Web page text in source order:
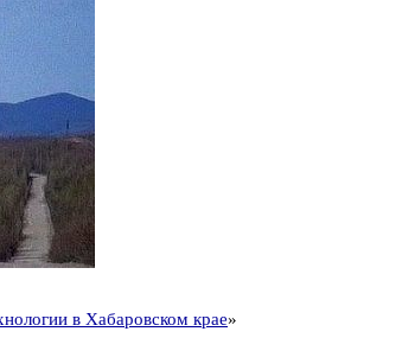
в Хабаровском крае»